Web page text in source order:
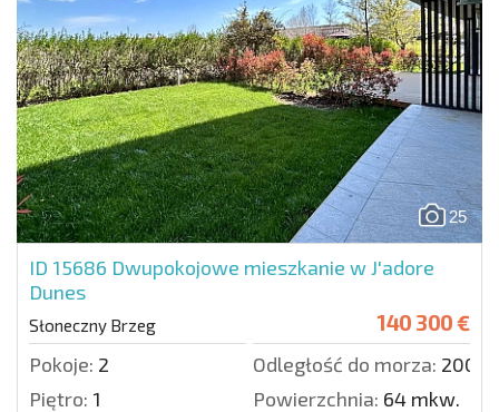
25
ID 15686 Dwupokojowe mieszkanie w J'adore
Dunes
Słoneczny Brzeg 140 300 €
Pokoje: 2 Odległość do morza: 200
Piętro: 1 Powierzchnia: 64 mkw.